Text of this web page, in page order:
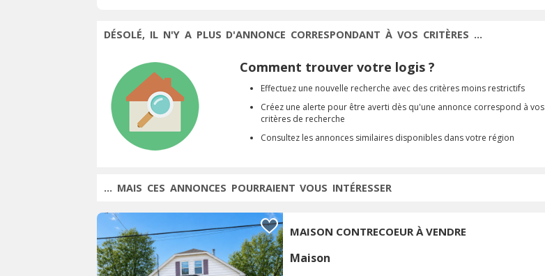
DÉSOLÉ, IL N'Y A PLUS D'ANNONCE CORRESPONDANT À VOS CRITÈRES ...
Comment trouver votre logis ?
Effectuez une nouvelle recherche avec des critères moins restrictifs
Créez une alerte pour être averti dès qu'une annonce correspond à vos
critères de recherche
Consultez les annonces similaires disponibles dans votre région
... MAIS CES ANNONCES POURRAIENT VOUS INTÉRESSER
MAISON CONTRECOEUR À VENDRE
Maison